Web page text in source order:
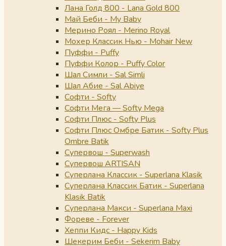
Лана Голд 800 - Lana Gold 800
Май Беби - My Baby
Мерино Роял - Merino Royal
Мохер Классик Нью - Mohair New
Пуффи - Puffy
Пуффи Колор - Puffy Color
Шал Симли - Sal Simli
Шал Абие - Sal Abiye
Софти - Softy
Софти Мега — Softy Mega
Софти Плюс - Softy Plus
Софти Плюс Омбре Батик - Softy Plus
Ombre Batik
Супервош - Superwash
Супервош ARTISAN
Суперлана Классик - Superlana Klasik
Суперлана Классик Батик - Superlana
Klasik Batik
Суперлана Макси - Superlana Maxi
Фореве - Forever
Хеппи Кидс - Happy Kids
Шекерим Беби - Sekerim Baby